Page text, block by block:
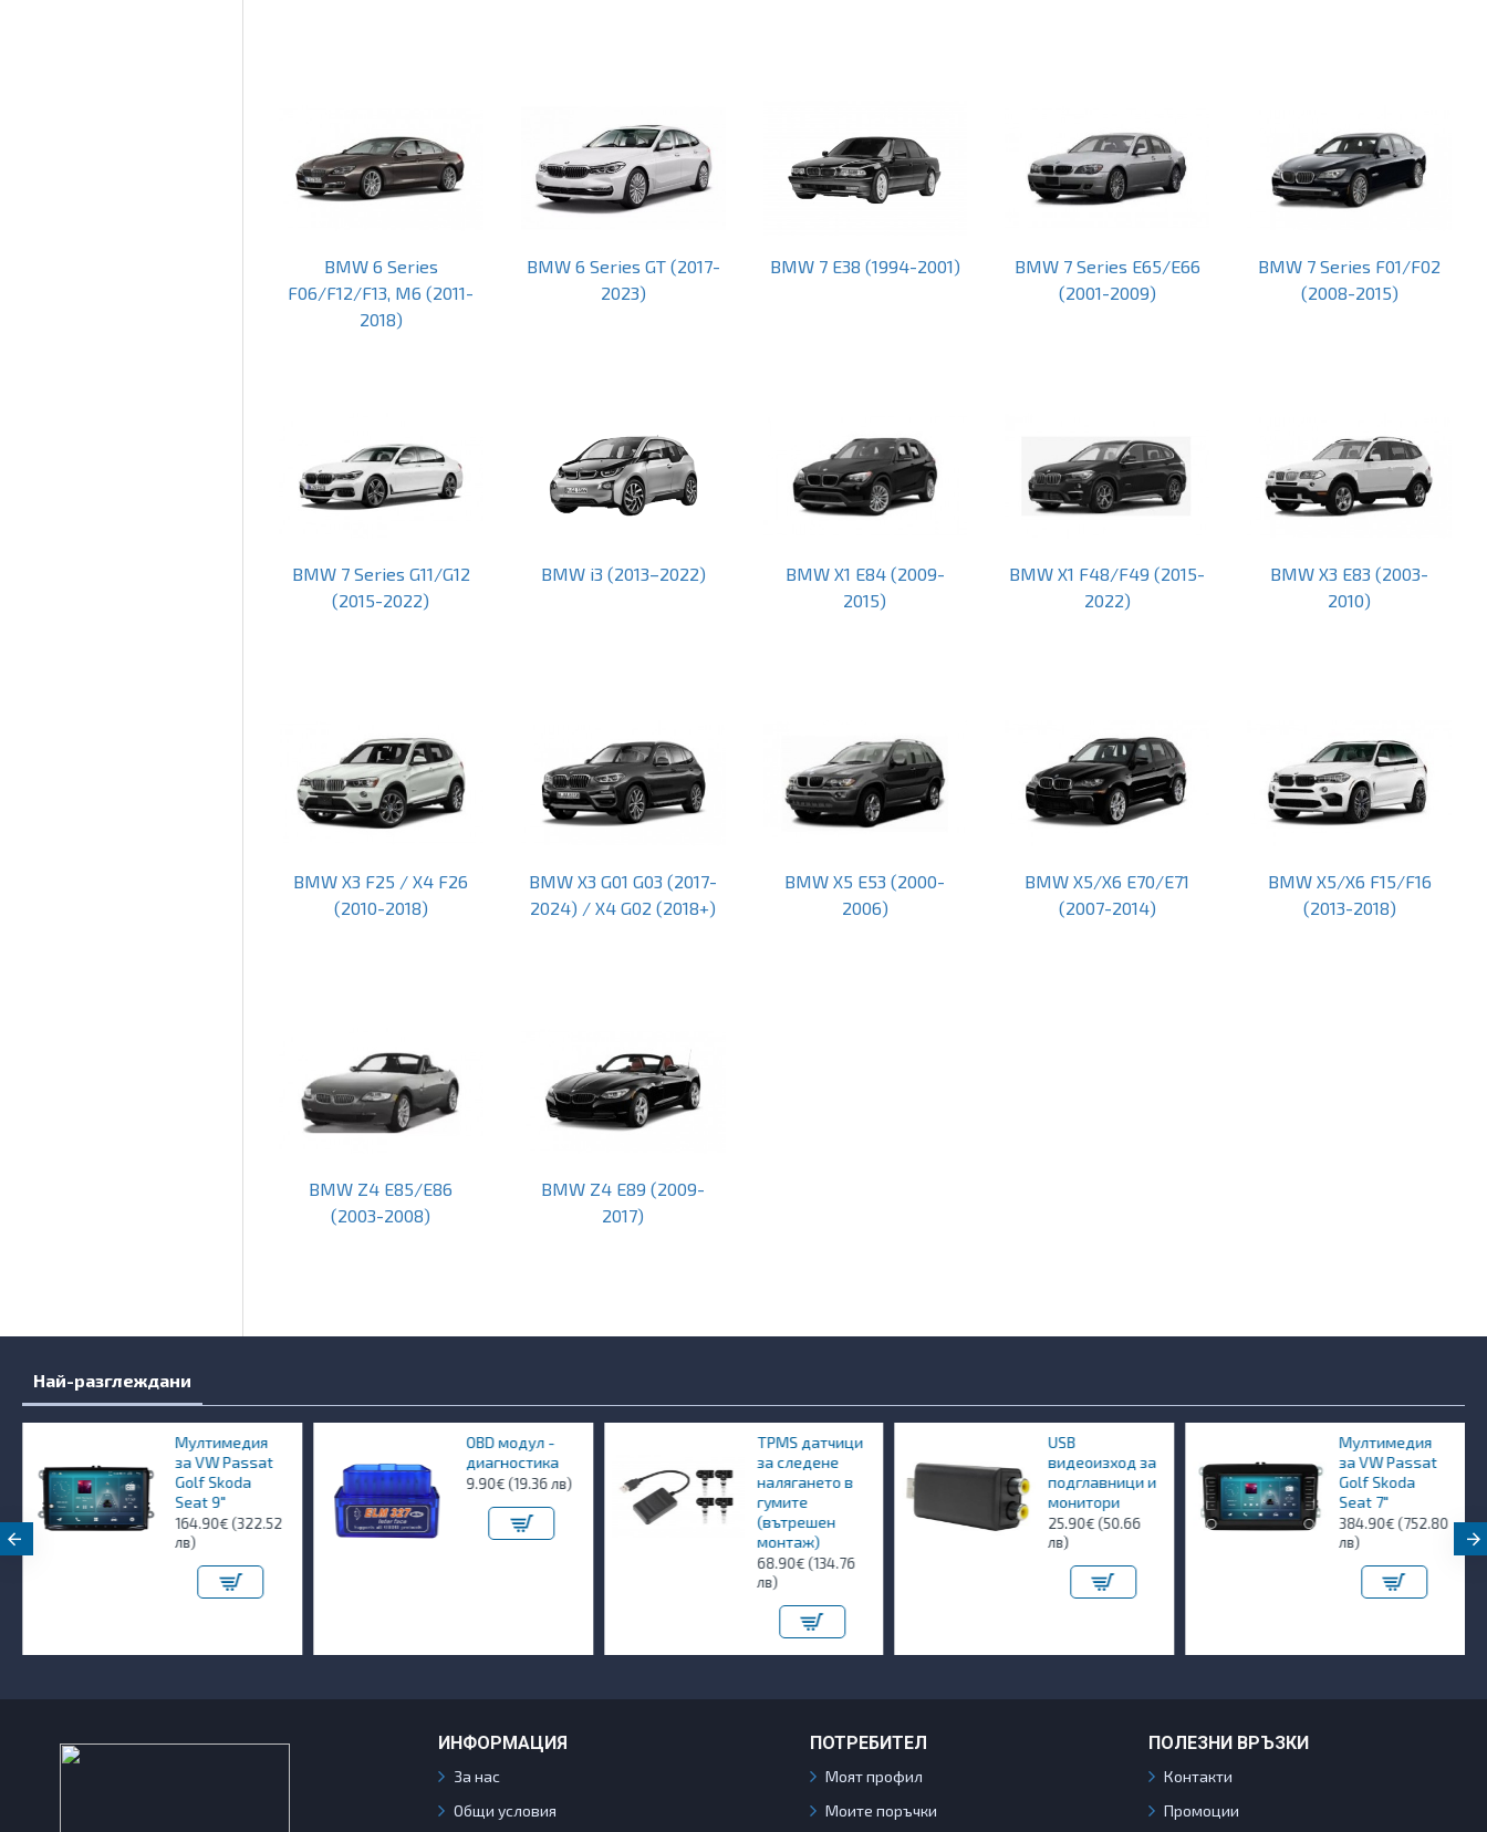
BMW 6 Series
F06/F12/F13, M6 (2011-
2018)
BMW 6 Series GT (2017-
2023)
BMW 7 E38 (1994-2001)
BMW 7 Series E65/E66
(2001-2009)
BMW 7 Series F01/F02
(2008-2015)
BMW 7 Series G11/G12
(2015-2022)
BMW i3 (2013–2022)
BMW X1 E84 (2009-
2015)
BMW X1 F48/F49 (2015-
2022)
BMW X3 E83 (2003-
2010)
BMW X3 F25 / X4 F26
(2010-2018)
BMW X3 G01 G03 (2017-
2024) / X4 G02 (2018+)
BMW X5 E53 (2000-
2006)
BMW X5/X6 E70/E71
(2007-2014)
BMW X5/X6 F15/F16
(2013-2018)
BMW Z4 E85/E86
(2003-2008)
BMW Z4 E89 (2009-
2017)
Най-разглеждани
Мултимедия
за VW Passat
Golf Skoda
Seat 9"
164.90€ (322.52
лв)
OBD модул -
диагностика
9.90€ (19.36 лв)
TPMS датчици
за следене
налягането в
гумите
(вътрешен
монтаж)
68.90€ (134.76
лв)
USB
видеоизход за
подглавници и
монитори
25.90€ (50.66
лв)
Мултимедия
за VW Passat
Golf Skoda
Seat 7"
384.90€ (752.80
лв)
ИНФОРМАЦИЯ
За нас
Общи условия
ПОТРЕБИТЕЛ
Моят профил
Моите поръчки
ПОЛЕЗНИ ВРЪЗКИ
Контакти
Промоции